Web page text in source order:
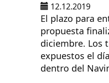
12.12.2019
El plazo para
propuesta
diciembre. Los
expuestos el
dentro del